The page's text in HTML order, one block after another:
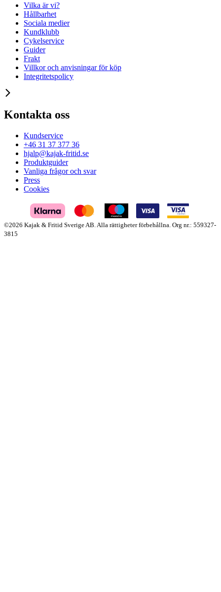
Vilka är vi?
Hållbarhet
Sociala medier
Kundklubb
Cykelservice
Guider
Frakt
Villkor och anvisningar för köp
Integritetspolicy
Kontakta oss
Kundservice
+46 31 37 377 36
hjalp@kajak-fritid.se
Produktguider
Vanliga frågor och svar
Press
Cookies
©2026 Kajak & Fritid Sverige AB. Alla rättigheter förbehållna. Org nr.: 559327-
3815